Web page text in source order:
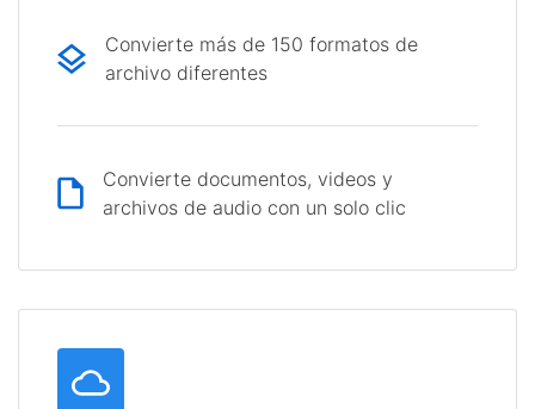
Convierte más de 150 formatos de
archivo diferentes
Convierte documentos, videos y
archivos de audio con un solo clic